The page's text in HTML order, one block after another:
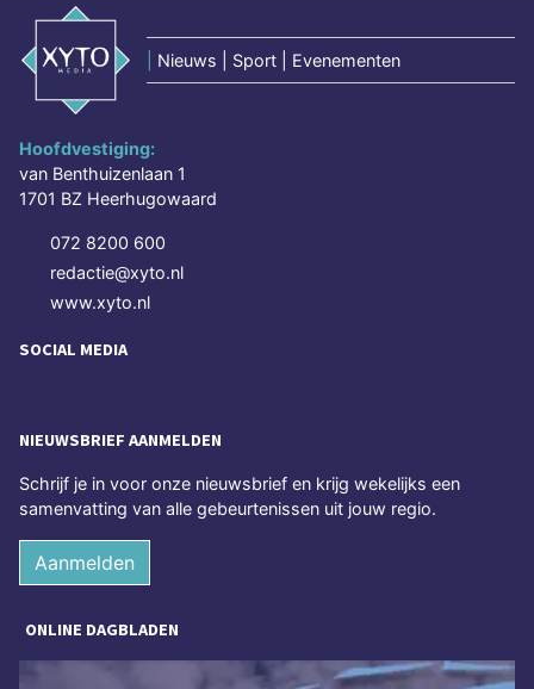
Nieuws | Sport | Evenementen
Hoofdvestiging:
van Benthuizenlaan 1
1701 BZ Heerhugowaard
072 8200 600
redactie@xyto.nl
www.xyto.nl
SOCIAL MEDIA
NIEUWSBRIEF AANMELDEN
Schrijf je in voor onze nieuwsbrief en krijg wekelijks een
samenvatting van alle gebeurtenissen uit jouw regio.
Aanmelden
ONLINE DAGBLADEN